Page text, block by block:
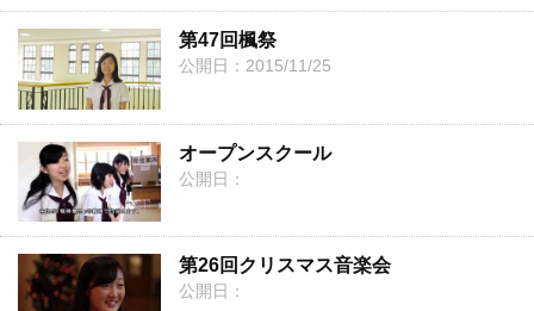
第47回楓祭
公開日：2015/11/25
オープンスクール
公開日：
第26回クリスマス音楽会
公開日：